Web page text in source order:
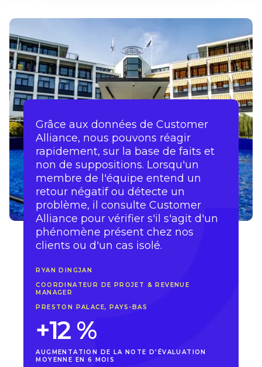
Grâce aux données de Customer
Alliance, nous pouvons réagir
rapidement, sur la base de faits et
non de suppositions. Lorsqu'un
membre de l'équipe entend un
retour négatif ou détecte un
problème, il consulte Customer
Alliance pour vérifier s'il s'agit d'un
phénomène présent chez nos
clients ou d'un cas isolé.
RYAN DINGJAN
COORDINATEUR DE PROJET & REVENUE
MANAGER
PRESTON PALACE, PAYS-BAS
+12 %
AUGMENTATION DE LA NOTE D'ÉVALUATION
MOYENNE EN 6 MOIS